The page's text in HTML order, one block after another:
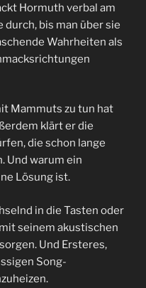
Hormuth verbal am
bis man über sie
Wahrheiten als
Mammuts zu tun hat
klärt er die
die schon lange
Und warum ein
Lösung ist.
in die Tasten oder
seinem akustischen
Und Ersteres,
Song-